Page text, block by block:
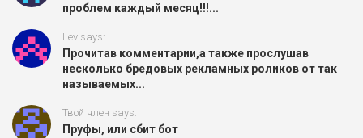
проблем каждый месяц!!!...
Lev says:
Прочитав комментарии,а также прослушав
несколько бредовых рекламных роликов от так
называемых...
Твой член says:
Пруфы, или сбит бот